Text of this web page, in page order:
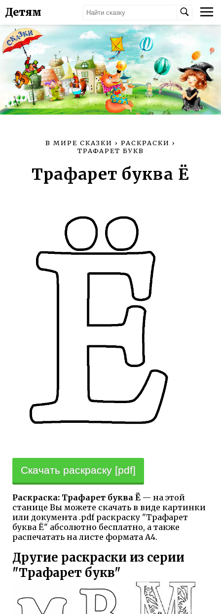
Детям
В МИРЕ СКАЗКИ › РАСКРАСКИ ›
ТРАФАРЕТ БУКВ
Трафарет буква Ё
Скачать раскраску [pdf]
Раскраска: Трафарет буква Ё — на этой
станице Вы можете скачать в виде картинки
или документа .pdf раскраску "Трафарет
буква Ё" абсолютно бесплатно, а также
распечатать на листе формата А4.
Другие раскраски из серии
"Трафарет букв"